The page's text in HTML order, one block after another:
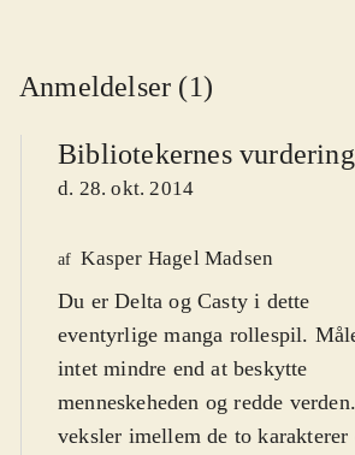
Anmeldelser (1)
Bibliotekernes vurdering
d. 28. okt. 2014
af Kasper Hagel Madsen
Du er Delta og Casty i dette
eventyrlige manga rollespil.
intet mindre end at beskytte
menneskeheden og redde
veksler imellem de to karakterer